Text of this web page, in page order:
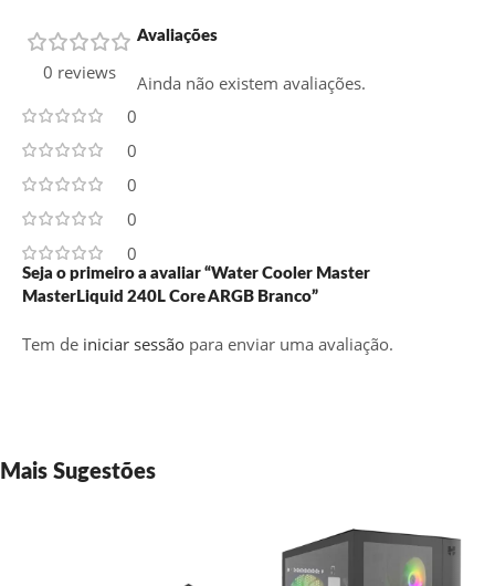
0 reviews
0
0
0
0
0
Avaliações
Ainda não existem avaliações.
Seja o primeiro a avaliar “Water Cooler Master
MasterLiquid 240L Core ARGB Branco”
Tem de iniciar sessão para enviar uma avaliação.
Mais Sugestões